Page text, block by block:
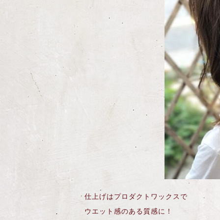
仕上げはプロダクトワックスで
ウエット感のある質感に！